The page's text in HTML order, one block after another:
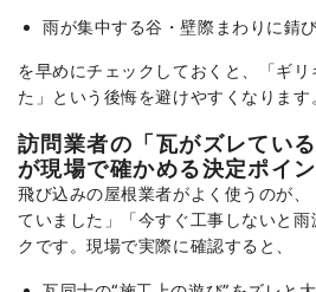
雨が集中する谷・壁際まわりに錆
を早めにチェックしておくと、「ギ
た」という後悔を避けやすくなります
訪問業者の「瓦がズレてい
が現場で確かめる決定ポイ
飛び込みの屋根業者がよく使うのが
ていました」「今すぐ工事しないと
クです。現場で実際に確認すると、